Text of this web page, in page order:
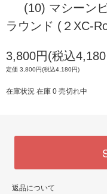
(10) マシーン
ラウンド (２XC-
3,800円(税込
定価 3,800円(税込4,180円)
在庫状況 在庫 0 売切れ中
返品について